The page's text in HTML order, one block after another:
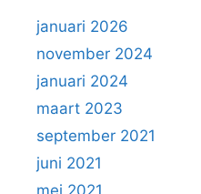
januari 2026
november 2024
januari 2024
maart 2023
september 2021
juni 2021
mei 2021